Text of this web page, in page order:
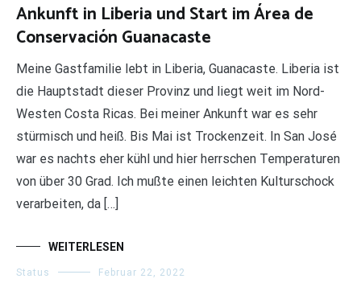
Ankunft in Liberia und Start im Área de
Conservación Guanacaste
Meine Gastfamilie lebt in Liberia, Guanacaste. Liberia ist
die Hauptstadt dieser Provinz und liegt weit im Nord-
Westen Costa Ricas. Bei meiner Ankunft war es sehr
stürmisch und heiß. Bis Mai ist Trockenzeit. In San José
war es nachts eher kühl und hier herrschen Temperaturen
von über 30 Grad. Ich mußte einen leichten Kulturschock
verarbeiten, da […]
WEITERLESEN
Status Februar 22, 2022